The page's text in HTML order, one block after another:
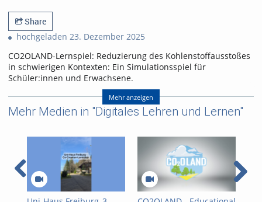
views
favorites
Share
hochgeladen 23. Dezember 2025
CO2OLAND-Lernspiel: Reduzierung des Kohlenstoffausstoßes
in schwierigen Kontexten: Ein Simulationsspiel für
Schüler:innen und Erwachsene.
CO2OLAND educational game: Reducing carbon emissions in
difficult contexts: A simulation game for schoolchildren and
adults.
Referent/in:
Produced by Yannick Noah
Layer
Mehr anzeigen
Mehr Medien in "Digitales Lehren und Lernen"